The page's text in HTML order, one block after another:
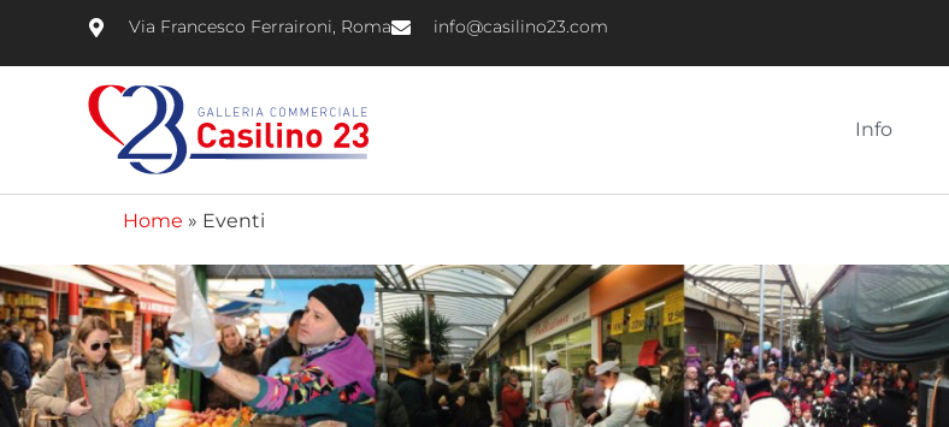
Via Francesco Ferraironi, Roma info@casilino23.com
Info
Home » Eventi